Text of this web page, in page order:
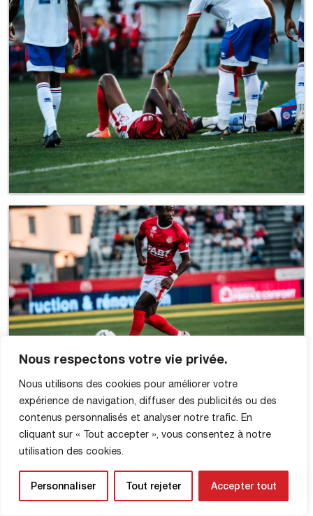
Nous respectons votre vie privée.
Nous utilisons des cookies pour améliorer votre
expérience de navigation, diffuser des publicités ou des
contenus personnalisés et analyser notre trafic. En
cliquant sur « Tout accepter », vous consentez à notre
utilisation des cookies.
Personnaliser Tout rejeter Accepter tout